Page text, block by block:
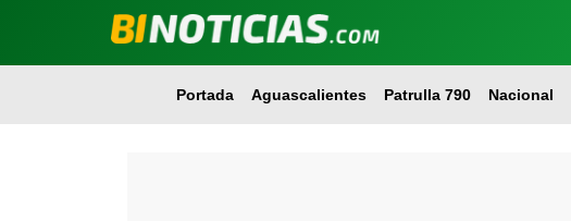
Portada Aguascalientes Patrulla 790 Nacional